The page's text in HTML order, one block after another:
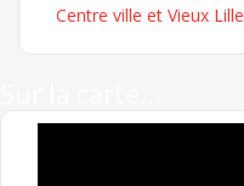
Centre ville et Vieux Lille